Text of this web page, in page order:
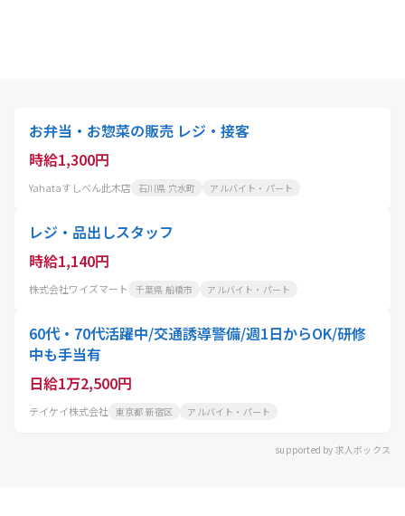
お弁当・お惣菜の販売 レジ・接客
時給1,300円
Yahataすしべん此木店 石川県 穴水町 アルバイト・パート
レジ・品出しスタッフ
時給1,140円
株式会社ワイズマート 千葉県 船橋市 アルバイト・パート
60代・70代活躍中/交通誘導警備/週1日からOK/研修
中も手当有
日給1万2,500円
テイケイ株式会社 東京都 新宿区 アルバイト・パート
supported by 求人ボックス